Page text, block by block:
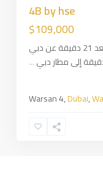
4B by hse
$109,000
4B by hse شقق استوديو طابقين يبعد 21 دقيقة عن دبي
...
Warsan 4,Dubai,